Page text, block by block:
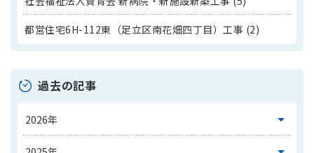
都営住宅6H-112東（足立区南花畑四丁目）工事 (2)
過去の記事